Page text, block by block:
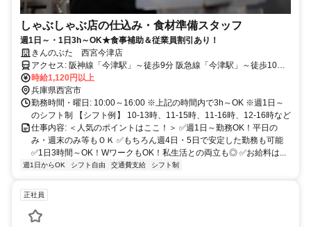
しゃぶしゃぶ店の仕込み・食材準備スタッフ
週1日～・1日3h～OK★食事補助＆従業員割引あり！
きんのぶた 西宮今津店
アクセス: 阪神線「今津駅」～徒歩9分 阪急線「今津駅」～徒歩10分
「久寿川駅」～徒歩11分 ※自転車通勤OK ※交通費規定支給
時給1,120円以上
兵庫県西宮市
勤務時間・曜日: 10:00～16:00 ※上記の時間内で3h～OK ※週1日～
のシフト制 【シフト例】 10-13時、11-15時、11-16時、12-16時など
仕事内容: ＜人気のポイントはここ！＞ ✅週1日～勤務OK！平日の
み・週末のみ等もＯＫ ✅もちろん週4日・5日で安定した勤務も可能
✅1日3時間～OK！WワークもOK！私生活との両立も◎ ✅お給料は...
週1日からOK シフト自由 交通費支給 シフト制
正社員